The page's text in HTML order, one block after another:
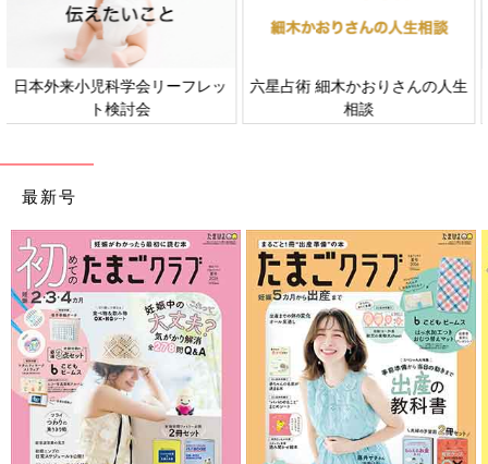
すべての赤ちゃんや家族にとっ
て、よりよい社会・環境となる
ことをめざしてさまざまな課題
赤ちゃんの肌トラブル、アレル
ギーについて
最新号